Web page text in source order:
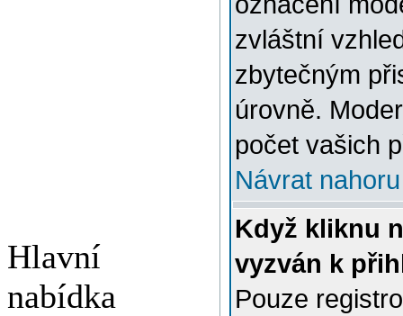
Hlavní
nabídka
zvláštní
zbytečným
úrovně.
počet vašich
Návrat nahoru
Když kliknu
vyzván k
Pouze